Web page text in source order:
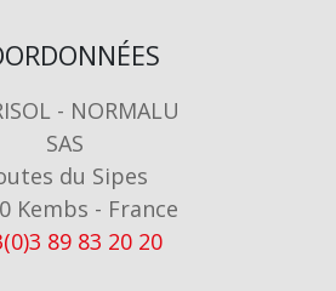
- NORMALU
SAS
du Sipes
Kembs - France
89 83 20 20